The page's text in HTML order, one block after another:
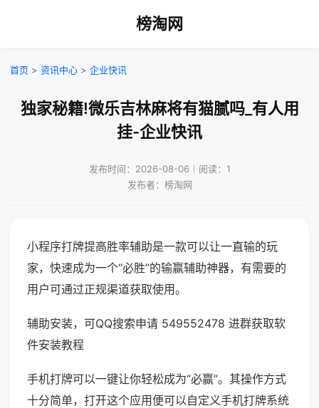
榜淘网
首页 > 资讯中心 > 企业快讯
独家秘籍!微乐吉林麻将有猫腻吗_有人用
挂-企业快讯
发布时间：2026-08-06｜阅读：1
发布者：榜淘网
小程序打牌提高胜率辅助是一款可以让一直输的玩
家，快速成为一个“必胜”的输赢辅助神器，有需要的
用户可通过正规渠道获取使用。
辅助安装，可QQ搜索申请 549552478 进群获取软
件安装教程
手机打牌可以一键让你轻松成为“必赢”。其操作方式
十分简单，打开这个应用便可以自定义手机打牌系统